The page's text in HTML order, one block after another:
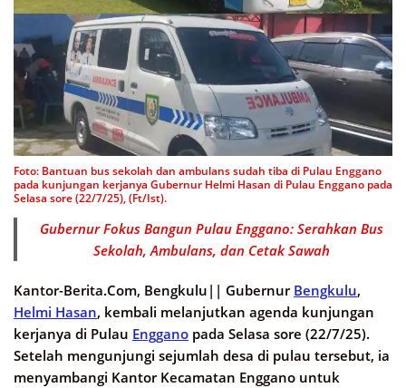
Foto: Bantuan bus sekolah dan ambulans sudah tiba di Pulau Enggano
pada kunjungan kerjanya Gubernur Helmi Hasan di Pulau Enggano pada
Selasa sore (22/7/25), (Ft/Ist).
Gubernur Fokus Bangun Pulau Enggano: Serahkan Bus
Sekolah, Ambulans, dan Cetak Sawah
Kantor-Berita.Com, Bengkulu|| Gubernur Bengkulu,
Helmi Hasan, kembali melanjutkan agenda kunjungan
kerjanya di Pulau Enggano pada Selasa sore (22/7/25).
Setelah mengunjungi sejumlah desa di pulau tersebut, ia
menyambangi Kantor Kecamatan Enggano untuk